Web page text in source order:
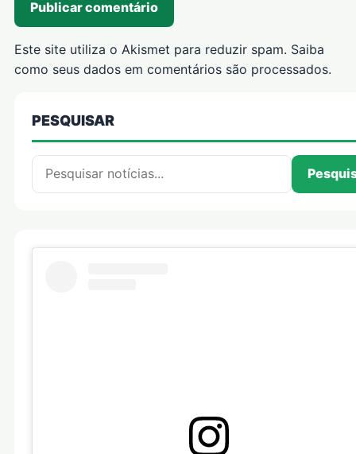
Este site utiliza o Akismet para reduzir spam. Saiba
como seus dados em comentários são processados.
PESQUISAR
Pesquisar por: